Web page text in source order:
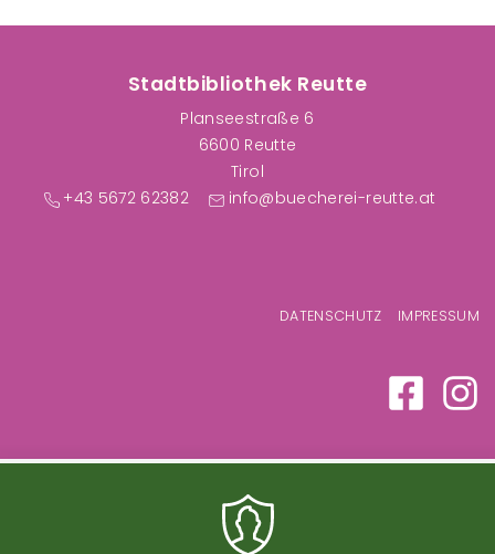
Stadtbibliothek Reutte
Planseestraße 6
6600 Reutte
Tirol
+43 5672 62382
info@buecherei-reutte.at
DATENSCHUTZ IMPRESSUM